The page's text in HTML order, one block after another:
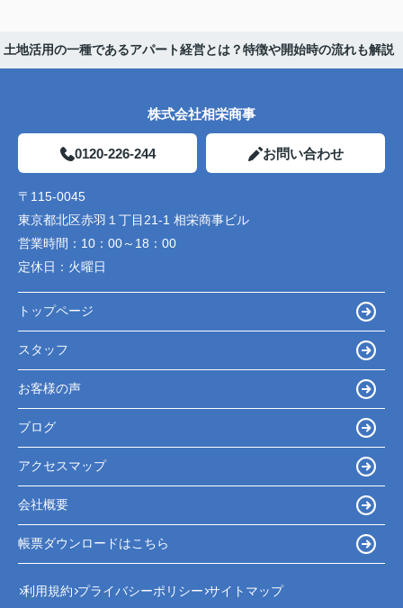
土地活用の一種であるアパート経営とは？特徴や開始時の流れも解説
株式会社相栄商事
0120-226-244 お問い合わせ
〒115-0045
東京都北区赤羽１丁目21-1 相栄商事ビル
営業時間： 10：00～18：00
定休日： 火曜日
トップページ
スタッフ
お客様の声
ブログ
アクセスマップ
会社概要
帳票ダウンロードはこちら
利用規約 プライバシーポリシー サイトマップ